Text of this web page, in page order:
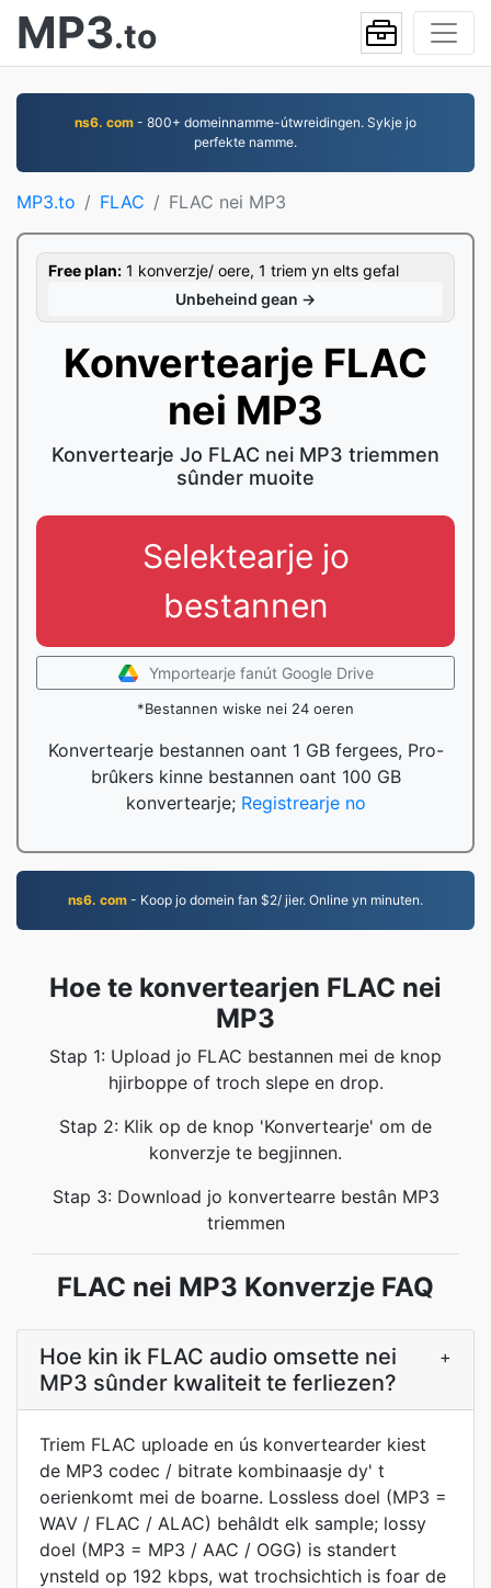
MP3.to
ns6. com - 800+ domeinnamme-útwreidingen. Sykje jo
perfekte namme.
MP3.to FLAC FLAC nei MP3
Free plan: 1 konverzje/ oere, 1 triem yn elts gefal
Unbeheind gean →
Konvertearje FLAC
nei MP3
Konvertearje Jo FLAC nei MP3 triemmen
sûnder muoite
Selektearje jo
bestannen
Ymportearje fanút Google Drive
*Bestannen wiske nei 24 oeren
Konvertearje bestannen oant 1 GB fergees, Pro-
brûkers kinne bestannen oant 100 GB
konvertearje; Registrearje no
ns6. com - Koop jo domein fan $2/ jier. Online yn minuten.
Hoe te konvertearjen FLAC nei
MP3
Stap 1: Upload jo FLAC bestannen mei de knop
hjirboppe of troch slepe en drop.
Stap 2: Klik op de knop 'Konvertearje' om de
konverzje te begjinnen.
Stap 3: Download jo konvertearre bestân MP3
triemmen
FLAC nei MP3 Konverzje FAQ
Hoe kin ik FLAC audio omsette nei
MP3 sûnder kwaliteit te ferliezen?
+
Triem FLAC uploade en ús konvertearder kiest
de MP3 codec / bitrate kombinaasje dy' t
oerienkomt mei de boarne. Lossless doel (MP3 =
WAV / FLAC / ALAC) behâldt elk sample; lossy
doel (MP3 = MP3 / AAC / OGG) is standert
ynsteld op 192 kbps, wat trochsichtich is foar de